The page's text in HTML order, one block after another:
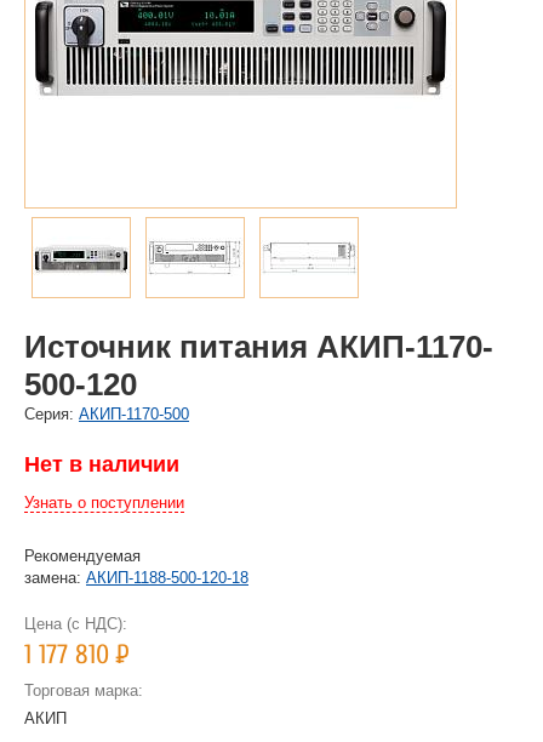
Источник питания АКИП-1170-
500-120
Cерия: АКИП-1170-500
Нет в наличии
Узнать о поступлении
Рекомендуемая
замена: АКИП-1188-500-120-18
Цена (с НДС):
1 177 810Р
Торговая марка:
АКИП